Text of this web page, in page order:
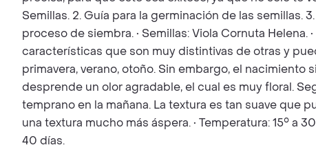
Semillas. 2. Guía para la germinación de las
proceso de siembra. • Semillas: Viola Cornuta
características que son muy distintivas de otras y
primavera, verano, otoño. Sin embargo, el
desprende un olor agradable, el cual es muy floral.
temprano en la mañana. La textura es tan suave que
una textura mucho más áspera. • Temperatura: 15° a
40 días.